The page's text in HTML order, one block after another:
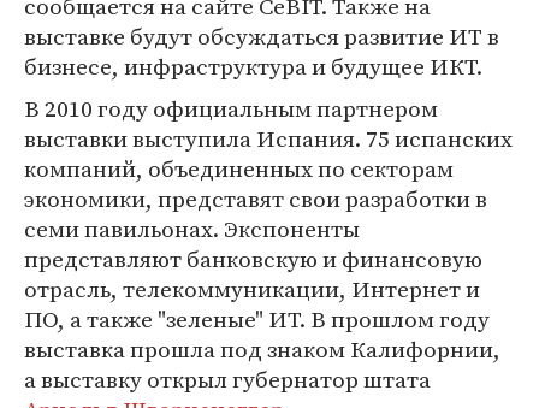
выставке будут обсуждаться развитие ИТ в
бизнесе, инфраструктура и будущее ИКТ.
В 2010 году официальным партнером
выставки выступила Испания. 75 испанских
компаний, объединенных по секторам
экономики, представят свои разработки в
семи павильонах. Экспоненты
представляют банковскую и финансовую
отрасль, телекоммуникации, Интернет и
ПО, а также "зеленые" ИТ. В прошлом году
выставка прошла под знаком Калифорнии,
а выставку открыл губернатор штата